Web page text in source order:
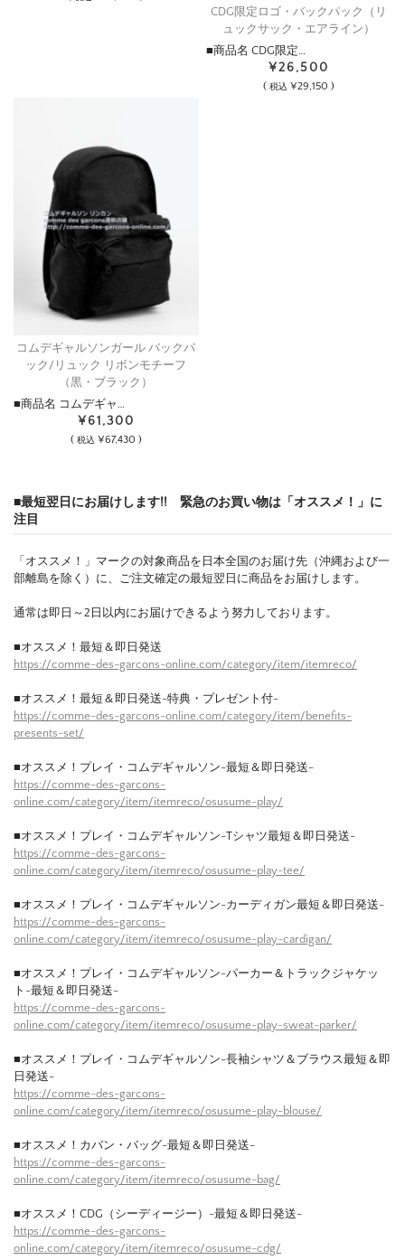
CDG限定ロゴ・バックパック（リ
ュックサック・エアライン）
■商品名 CDG限定…
¥26,500
(税込 ¥29,150 )
コムデギャルソンガール バックパ
ック/リュック リボンモチーフ
（黒・ブラック）
■商品名 コムデギャ…
¥61,300
( 税込 ¥67,430 )
■最短翌日にお届けします!! 緊急のお買い物は「オススメ！」に
注目
「オススメ！」マークの対象商品を日本全国のお届け先（沖縄および一
部離島を除く）に、ご注文確定の最短翌日に商品をお届けします。
通常は即日～2日以内にお届けできるよう努力しております。
■オススメ！最短＆即日発送
https://comme-des-garcons-online.com/category/item/itemreco/
■オススメ！最短＆即日発送-特典・プレゼント付-
https://comme-des-garcons-online.com/category/item/benefits-
presents-set/
■オススメ！プレイ・コムデギャルソン-最短＆即日発送-
https://comme-des-garcons-
online.com/category/item/itemreco/osusume-play/
■オススメ！プレイ・コムデギャルソン-Tシャツ最短＆即日発送-
https://comme-des-garcons-
online.com/category/item/itemreco/osusume-play-tee/
■オススメ！プレイ・コムデギャルソン-カーディガン最短＆即日発送-
https://comme-des-garcons-
online.com/category/item/itemreco/osusume-play-cardigan/
■オススメ！プレイ・コムデギャルソン-パーカー＆トラックジャケッ
ト-最短＆即日発送-
https://comme-des-garcons-
online.com/category/item/itemreco/osusume-play-sweat-parker/
■オススメ！プレイ・コムデギャルソン-長袖シャツ＆ブラウス最短＆即
日発送-
https://comme-des-garcons-
online.com/category/item/itemreco/osusume-play-blouse/
■オススメ！カバン・バッグ-最短＆即日発送-
https://comme-des-garcons-
online.com/category/item/itemreco/osusume-bag/
■オススメ！CDG（シーディージー）-最短＆即日発送-
https://comme-des-garcons-
online.com/category/item/itemreco/osusume-cdg/